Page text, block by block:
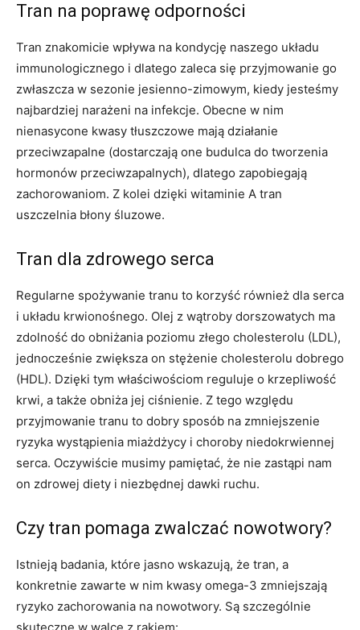
Tran na poprawę odporności
Tran znakomicie wpływa na kondycję naszego układu
immunologicznego i dlatego zaleca się przyjmowanie go
zwłaszcza w sezonie jesienno-zimowym, kiedy jesteśmy
najbardziej narażeni na infekcje. Obecne w nim
nienasycone kwasy tłuszczowe mają działanie
przeciwzapalne (dostarczają one budulca do tworzenia
hormonów przeciwzapalnych), dlatego zapobiegają
zachorowaniom. Z kolei dzięki witaminie A tran
uszczelnia błony śluzowe.
Tran dla zdrowego serca
Regularne spożywanie tranu to korzyść również dla serca
i układu krwionośnego. Olej z wątroby dorszowatych ma
zdolność do obniżania poziomu złego cholesterolu (LDL),
jednocześnie zwiększa on stężenie cholesterolu dobrego
(HDL). Dzięki tym właściwościom reguluje o krzepliwość
krwi, a także obniża jej ciśnienie. Z tego względu
przyjmowanie tranu to dobry sposób na zmniejszenie
ryzyka wystąpienia miażdżycy i choroby niedokrwiennej
serca. Oczywiście musimy pamiętać, że nie zastąpi nam
on zdrowej diety i niezbędnej dawki ruchu.
Czy tran pomaga zwalczać nowotwory?
Istnieją badania, które jasno wskazują, że tran, a
konkretnie zawarte w nim kwasy omega-3 zmniejszają
ryzyko zachorowania na nowotwory. Są szczególnie